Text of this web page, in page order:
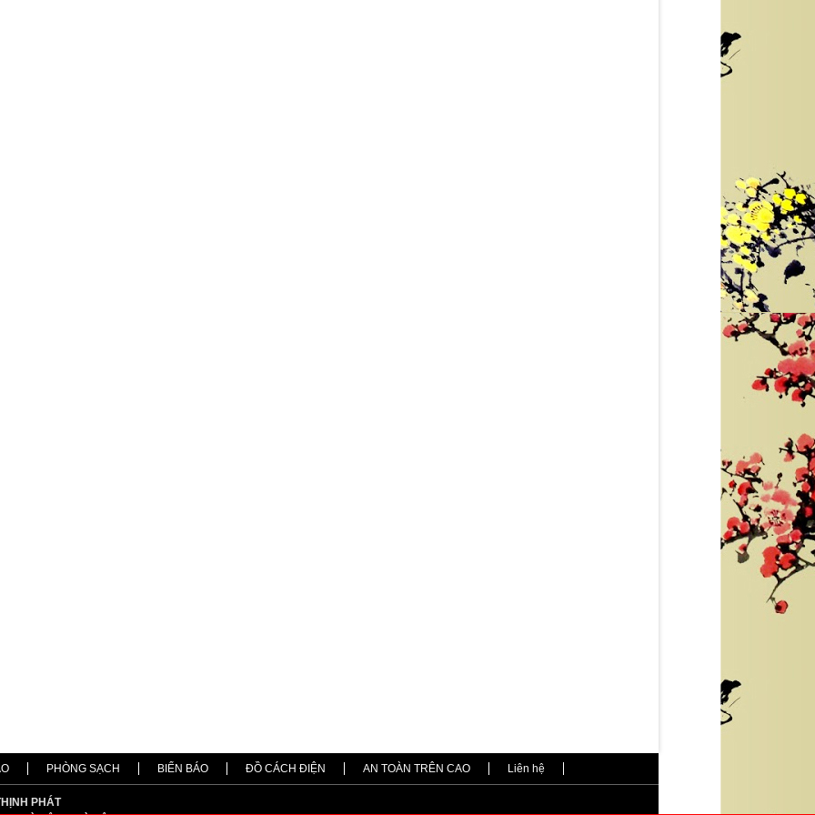
PHÒNG SẠCH BIỂN BÁO ĐỒ CÁCH ĐIỆN AN TOÀN TRÊN CAO Liên hệ
PHÁT